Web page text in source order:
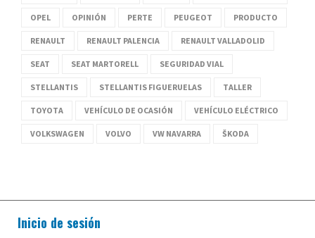
OPEL OPINIÓN PERTE PEUGEOT PRODUCTO
RENAULT RENAULT PALENCIA RENAULT VALLADOLID
SEAT SEAT MARTORELL SEGURIDAD VIAL
STELLANTIS STELLANTIS FIGUERUELAS TALLER
TOYOTA VEHÍCULO DE OCASIÓN VEHÍCULO ELÉCTRICO
VOLKSWAGEN VOLVO VW NAVARRA ŠKODA
Inicio de sesión